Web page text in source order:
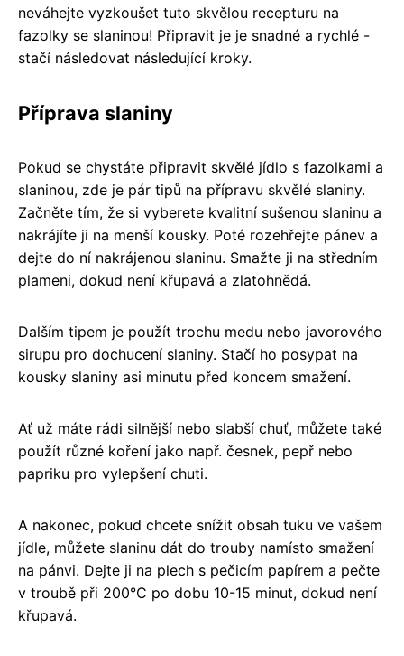
neváhejte vyzkoušet tuto skvělou recepturu na
fazolky se slaninou! Připravit je je snadné a rychlé -
stačí následovat následující kroky.
Příprava slaniny
Pokud se chystáte připravit skvělé jídlo s fazolkami a
slaninou, zde je pár tipů na přípravu skvělé slaniny.
Začněte tím, že si vyberete kvalitní sušenou slaninu a
nakrájíte ji na menší kousky. Poté rozehřejte pánev a
dejte do ní nakrájenou slaninu. Smažte ji na středním
plameni, dokud není křupavá a zlatohnědá.
Dalším tipem je použít trochu medu nebo javorového
sirupu pro dochucení slaniny. Stačí ho posypat na
kousky slaniny asi minutu před koncem smažení.
Ať už máte rádi silnější nebo slabší chuť, můžete také
použít různé koření jako např. česnek, pepř nebo
papriku pro vylepšení chuti.
A nakonec, pokud chcete snížit obsah tuku ve vašem
jídle, můžete slaninu dát do trouby namísto smažení
na pánvi. Dejte ji na plech s pečicím papírem a pečte
v troubě při 200°C po dobu 10-15 minut, dokud není
křupavá.